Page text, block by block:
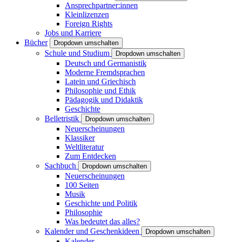
Ansprechpartner:innen
Kleinlizenzen
Foreign Rights
Jobs und Karriere
Bücher
Dropdown umschalten
Schule und Studium Dropdown umschalten
Deutsch und Germanistik
Moderne Fremdsprachen
Latein und Griechisch
Philosophie und Ethik
Pädagogik und Didaktik
Geschichte
Belletristik
Dropdown umschalten
Neuerscheinungen
Klassiker
Weltliteratur
Zum Entdecken
Sachbuch
Dropdown umschalten
Neuerscheinungen
100 Seiten
Musik
Geschichte und Politik
Philosophie
Was bedeutet das alles?
Kalender und Geschenkideen
Dropdown umschalten